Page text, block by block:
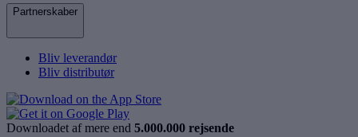
Partnerskaber
Bliv leverandør
Bliv distributør
Downloadet af mere end 5.000.000 rejsende